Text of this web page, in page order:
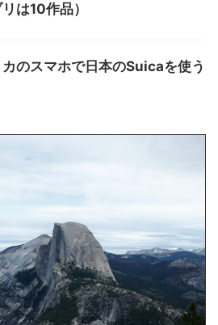
リは10作品）
のスマホで日本のSuicaを使う